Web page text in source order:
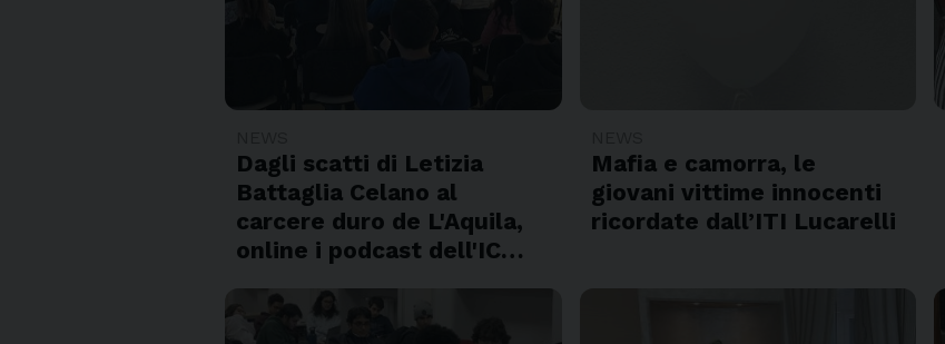
Dagli scatti di Letizia
Battaglia Celano al
carcere duro de L'Aquila,
online i podcast dell'IC…
Mafia e camorra, le
giovani vittime innocenti
ricordate dall’ITI Lucarelli